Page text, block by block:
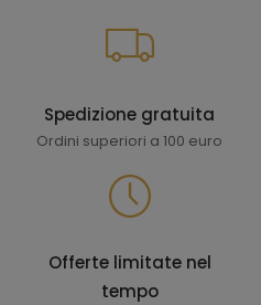
Spedizione gratuita
Ordini superiori a 100 euro
Offerte limitate nel
tempo